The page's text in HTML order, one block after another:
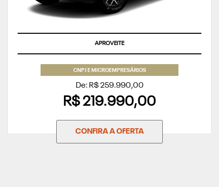
SUPERVALORIZAÇÃO DO SEU SEMINOVO
CNPJ E MICROEMPRESÁRIOS
De: R$ 259.990,00
R$ 219.990,00
CONFIRA A OFERTA